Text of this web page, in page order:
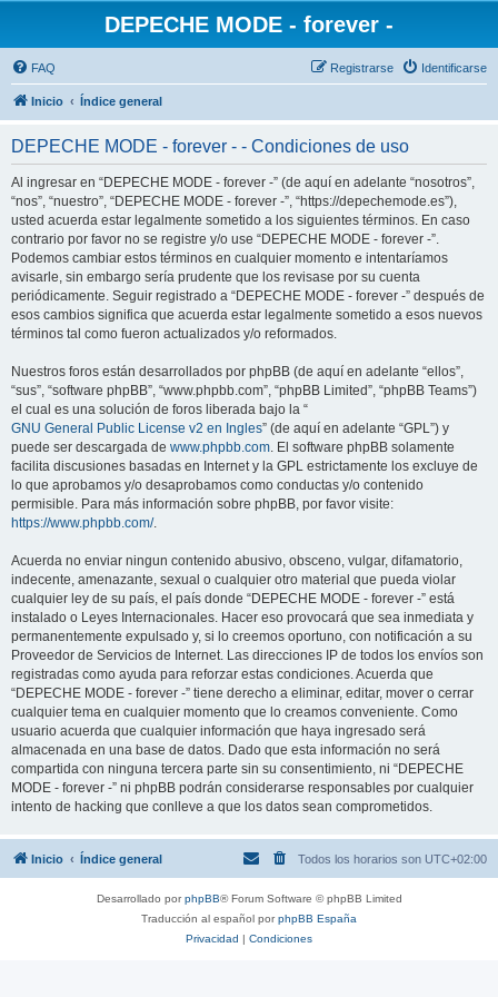
DEPECHE MODE - forever -
FAQ Identificarse
Registrarse
Inicio Índice general
DEPECHE MODE - forever - - Condiciones de uso
Al ingresar en “DEPECHE MODE - forever -” (de aquí en adelante “nosotros”,
“nos”, “nuestro”, “DEPECHE MODE - forever -”, “https://depechemode.es”),
usted acuerda estar legalmente sometido a los siguientes términos. En caso
contrario por favor no se registre y/o use “DEPECHE MODE - forever -”.
Podemos cambiar estos términos en cualquier momento e intentaríamos
avisarle, sin embargo sería prudente que los revisase por su cuenta
periódicamente. Seguir registrado a “DEPECHE MODE - forever -” después de
esos cambios significa que acuerda estar legalmente sometido a esos nuevos
términos tal como fueron actualizados y/o reformados.
Nuestros foros están desarrollados por phpBB (de aquí en adelante “ellos”,
“sus”, “software phpBB”, “www.phpbb.com”, “phpBB Limited”, “phpBB Teams”)
el cual es una solución de foros liberada bajo la “
GNU General Public License v2 en Ingles” (de aquí en adelante “GPL”) y
puede ser descargada de www.phpbb.com. El software phpBB solamente
facilita discusiones basadas en Internet y la GPL estrictamente los excluye de
lo que aprobamos y/o desaprobamos como conductas y/o contenido
permisible. Para más información sobre phpBB, por favor visite:
https://www.phpbb.com/.
Acuerda no enviar ningun contenido abusivo, obsceno, vulgar, difamatorio,
indecente, amenazante, sexual o cualquier otro material que pueda violar
cualquier ley de su país, el país donde “DEPECHE MODE - forever -” está
instalado o Leyes Internacionales. Hacer eso provocará que sea inmediata y
permanentemente expulsado y, si lo creemos oportuno, con notificación a su
Proveedor de Servicios de Internet. Las direcciones IP de todos los envíos son
registradas como ayuda para reforzar estas condiciones. Acuerda que
“DEPECHE MODE - forever -” tiene derecho a eliminar, editar, mover o cerrar
cualquier tema en cualquier momento que lo creamos conveniente. Como
usuario acuerda que cualquier información que haya ingresado será
almacenada en una base de datos. Dado que esta información no será
compartida con ninguna tercera parte sin su consentimiento, ni “DEPECHE
MODE - forever -” ni phpBB podrán considerarse responsables por cualquier
intento de hacking que conlleve a que los datos sean comprometidos.
Inicio Índice general Todos los horarios son UTC+02:00
Desarrollado porphpBB® Forum Software © phpBB Limited
Traducción al español porphpBB España
Privacidad | Condiciones